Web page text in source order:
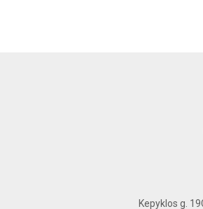
Kepyklos g.